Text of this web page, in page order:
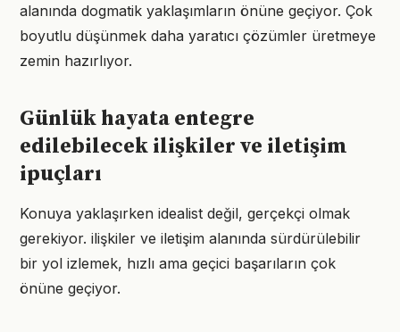
alanında dogmatik yaklaşımların önüne geçiyor. Çok
boyutlu düşünmek daha yaratıcı çözümler üretmeye
zemin hazırlıyor.
Günlük hayata entegre
edilebilecek ilişkiler ve iletişim
ipuçları
Konuya yaklaşırken idealist değil, gerçekçi olmak
gerekiyor. ilişkiler ve iletişim alanında sürdürülebilir
bir yol izlemek, hızlı ama geçici başarıların çok
önüne geçiyor.